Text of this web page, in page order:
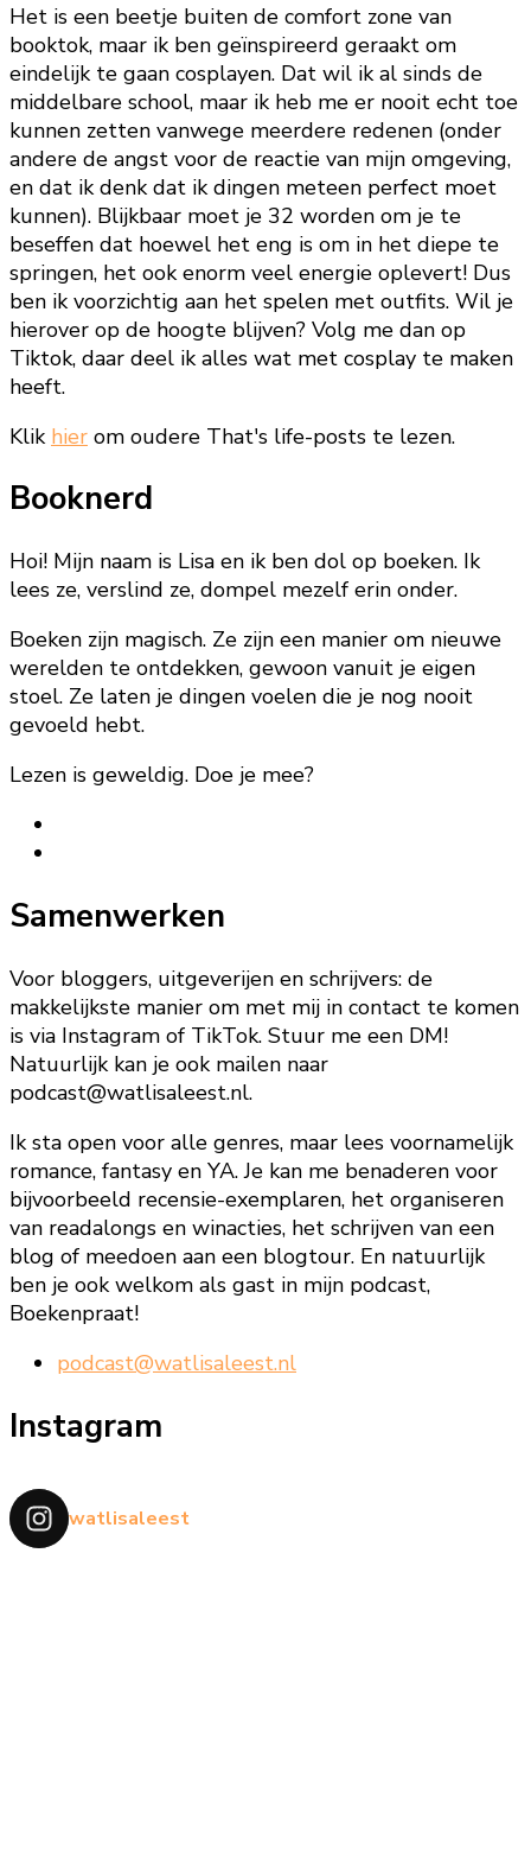
Het is een beetje buiten de comfort zone van
booktok, maar ik ben geïnspireerd geraakt om
eindelijk te gaan cosplayen. Dat wil ik al sinds de
middelbare school, maar ik heb me er nooit echt toe
kunnen zetten vanwege meerdere redenen (onder
andere de angst voor de reactie van mijn omgeving,
en dat ik denk dat ik dingen meteen perfect moet
kunnen). Blijkbaar moet je 32 worden om je te
beseffen dat hoewel het eng is om in het diepe te
springen, het ook enorm veel energie oplevert! Dus
ben ik voorzichtig aan het spelen met outfits. Wil je
hierover op de hoogte blijven? Volg me dan op
Tiktok, daar deel ik alles wat met cosplay te maken
heeft.
Klik hier om oudere That's life-posts te lezen.
Booknerd
Hoi! Mijn naam is Lisa en ik ben dol op boeken. Ik
lees ze, verslind ze, dompel mezelf erin onder.
Boeken zijn magisch. Ze zijn een manier om nieuwe
werelden te ontdekken, gewoon vanuit je eigen
stoel. Ze laten je dingen voelen die je nog nooit
gevoeld hebt.
Lezen is geweldig. Doe je mee?
Samenwerken
Voor bloggers, uitgeverijen en schrijvers: de
makkelijkste manier om met mij in contact te komen
is via Instagram of TikTok. Stuur me een DM!
Natuurlijk kan je ook mailen naar
podcast@watlisaleest.nl.
Ik sta open voor alle genres, maar lees voornamelijk
romance, fantasy en YA. Je kan me benaderen voor
bijvoorbeeld recensie-exemplaren, het organiseren
van readalongs en winacties, het schrijven van een
blog of meedoen aan een blogtour. En natuurlijk
ben je ook welkom als gast in mijn podcast,
Boekenpraat!
podcast@watlisaleest.nl
Instagram
watlisaleest